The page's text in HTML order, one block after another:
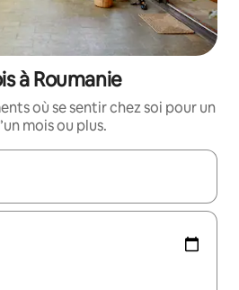
à Roumanie
où se sentir chez soi pour un
mois ou plus.
affichés, parcourez-les en utilisant